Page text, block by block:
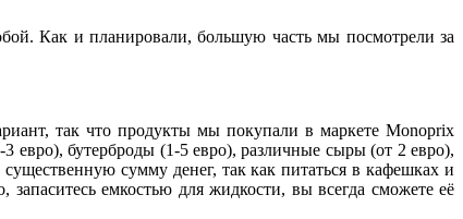
Как и планировали, большую часть мы посмотрели за
так что продукты мы покупали в маркете Monoprix
евро), бутерброды (1-5 евро), различные сыры (от 2 евро),
сумму денег, так как питаться в кафешках и
емкостью для жидкости, вы всегда сможете её